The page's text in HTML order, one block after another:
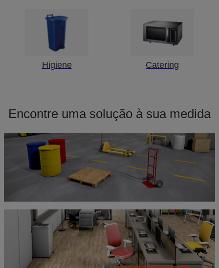
Higiene Catering
Encontre uma solução à sua medida